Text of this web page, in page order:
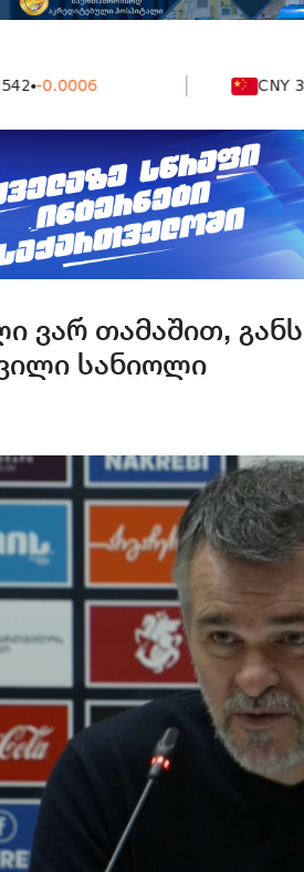
CNY 38.824
ვარ თამაშით,
სანიოლი